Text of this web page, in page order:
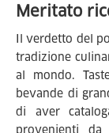
Meritato
Il verdetto del
tradizione
al mondo.
bevande di
di aver
provenienti